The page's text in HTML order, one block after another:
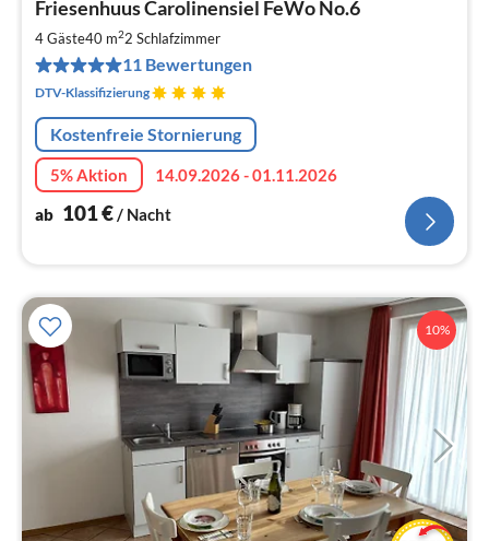
Friesenhuus Carolinensiel FeWo No.6
4 Gäste40 m22 Schlafzimmer
11 Bewertungen
DTV-Klassifizierung
Kostenfreie Stornierung
5% Aktion
14.09.2026 - 01.11.2026
ab 101€/ Nacht
10%